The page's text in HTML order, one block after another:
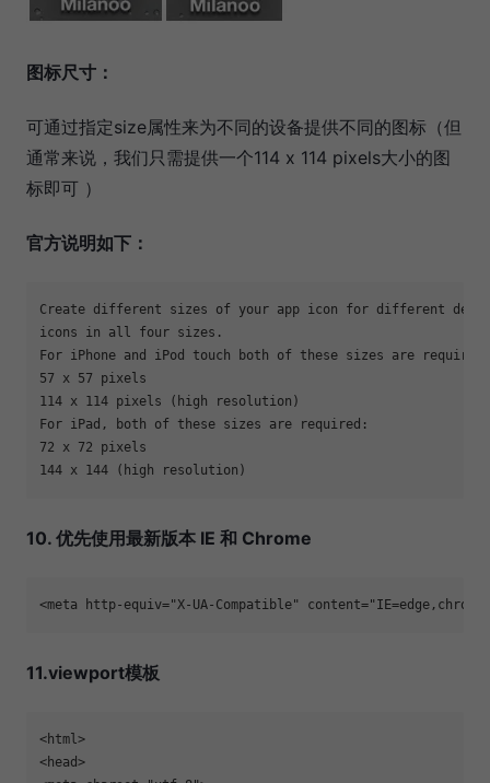
图标尺寸：
可通过指定size属性来为不同的设备提供不同的图标（但
通常来说，我们只需提供一个114 x 114 pixels大小的图
标即可 ）
官方说明如下：
Create different sizes of your app icon for different
icons in all four sizes.
For iPhone and iPod touch both of these sizes are required:
57 x 57 pixels
114 x 114 pixels (high resolution)
For iPad, both of these sizes are required:
72 x 72 pixels
144 x 144 (high resolution)
10. 优先使用最新版本 IE 和 Chrome
<meta http-equiv="X-UA-Compatible"
11.viewport模板
<html>
<head>